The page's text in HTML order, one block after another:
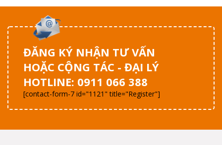
ĐĂNG KÝ NHẬN TƯ VẤN
HOẶC CỘNG TÁC - ĐẠI LÝ
HOTLINE: 0911 066 388
[contact-form-7 id="1121" title="Register"]